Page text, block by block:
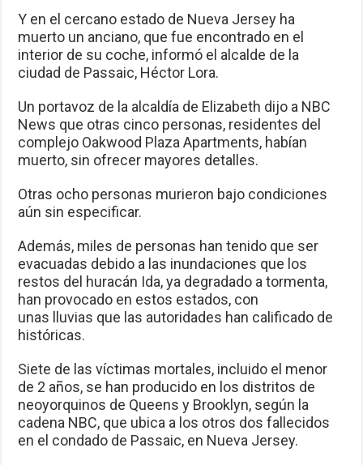
Y en el cercano estado de Nueva Jersey ha
muerto un anciano, que fue encontrado en el
interior de su coche, informó el alcalde de la
ciudad de Passaic, Héctor Lora.
Un portavoz de la alcaldía de Elizabeth dijo a NBC
News que otras cinco personas, residentes del
complejo Oakwood Plaza Apartments, habían
muerto, sin ofrecer mayores detalles.
Otras ocho personas murieron bajo condiciones
aún sin especificar.
Además, miles de personas han tenido que ser
evacuadas debido a las inundaciones que los
restos del huracán Ida, ya degradado a tormenta,
han provocado en estos estados, con
unas lluvias que las autoridades han calificado de
históricas.
Siete de las víctimas mortales, incluido el menor
de 2 años, se han producido en los distritos de
neoyorquinos de Queens y Brooklyn, según la
cadena NBC, que ubica a los otros dos fallecidos
en el condado de Passaic, en Nueva Jersey.